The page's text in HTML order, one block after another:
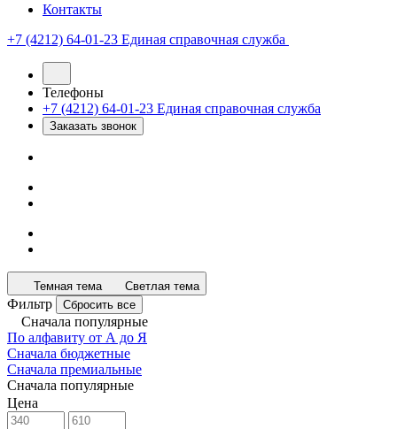
Контакты
+7 (4212) 64-01-23 Единая справочная служба
Телефоны
+7 (4212) 64-01-23 Единая справочная служба
Заказать звонок
Темная тема Светлая тема
Фильтр Сбросить все
Сначала популярные
По алфавиту от А до Я
Сначала бюджетные
Сначала премиальные
Сначала популярные
Цена